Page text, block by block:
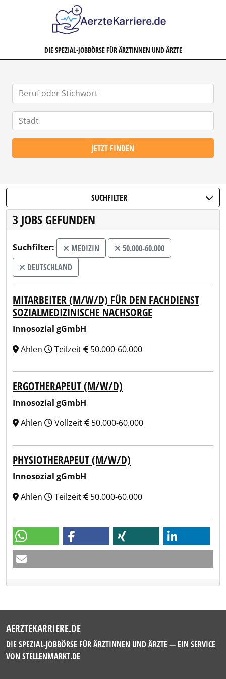
DIE SPEZIAL-JOBBÖRSE FÜR ÄRZTINNEN UND ÄRZTE
JETZT FINDEN
SUCHFILTER
3 JOBS GEFUNDEN
Suchfilter: MEDIZIN
50.000-60.000
DEUTSCHLAND
MITARBEITER (M/W/D) FÜR DEN FACHDIENST
SOZIALMEDIZINISCHE NACHSORGE
Innosozial gGmbH
Ahlen
Teilzeit 50.000-60.000
ERGOTHERAPEUT (M/W/D)
Innosozial gGmbH
Ahlen
Vollzeit 50.000-60.000
PHYSIOTHERAPEUT (M/W/D)
Innosozial gGmbH
Ahlen
Teilzeit 50.000-60.000
AERZTEKARRIERE.DE
DIE SPEZIAL-JOBBÖRSE FÜR ÄRZTINNEN UND ÄRZTE — EIN SERVICE
VON STELLENMARKT.DE